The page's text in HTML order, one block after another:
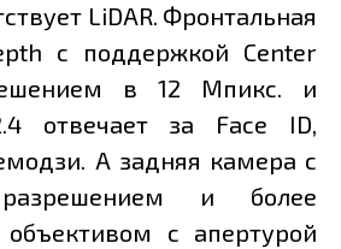
LiDAR. Фронтальная
c поддержкой Center
в 12 Мпикс. и
отвечает за Face ID,
А задняя камера с
и более
с апертурой